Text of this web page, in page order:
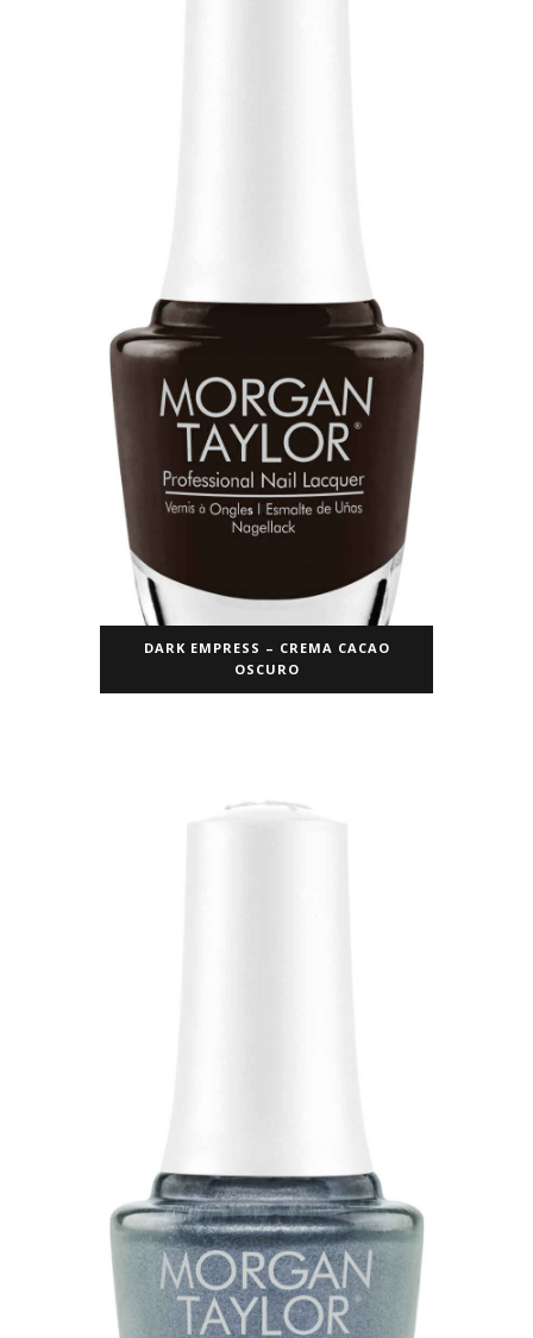
DARK EMPRESS – CREMA CACAO
OSCURO